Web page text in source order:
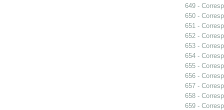
649 -
650 -
651 -
652 -
653 -
654 -
655 -
656 -
657 -
658 -
659 -